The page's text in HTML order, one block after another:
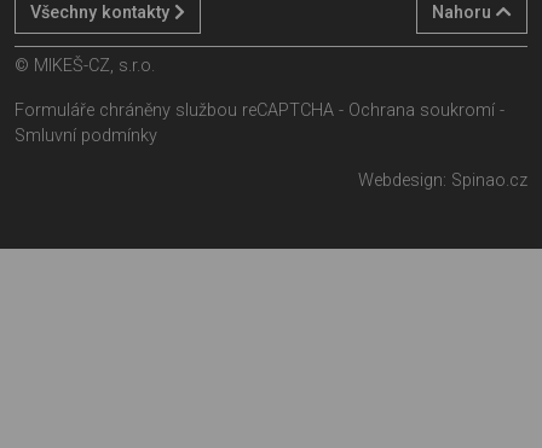
Všechny kontakty Nahoru
© MIKEŠ-CZ, s.r.o.
Formuláře chráněny službou reCAPTCHA - Ochrana soukromí -
Smluvní podmínky
Webdesign: Spinao.cz